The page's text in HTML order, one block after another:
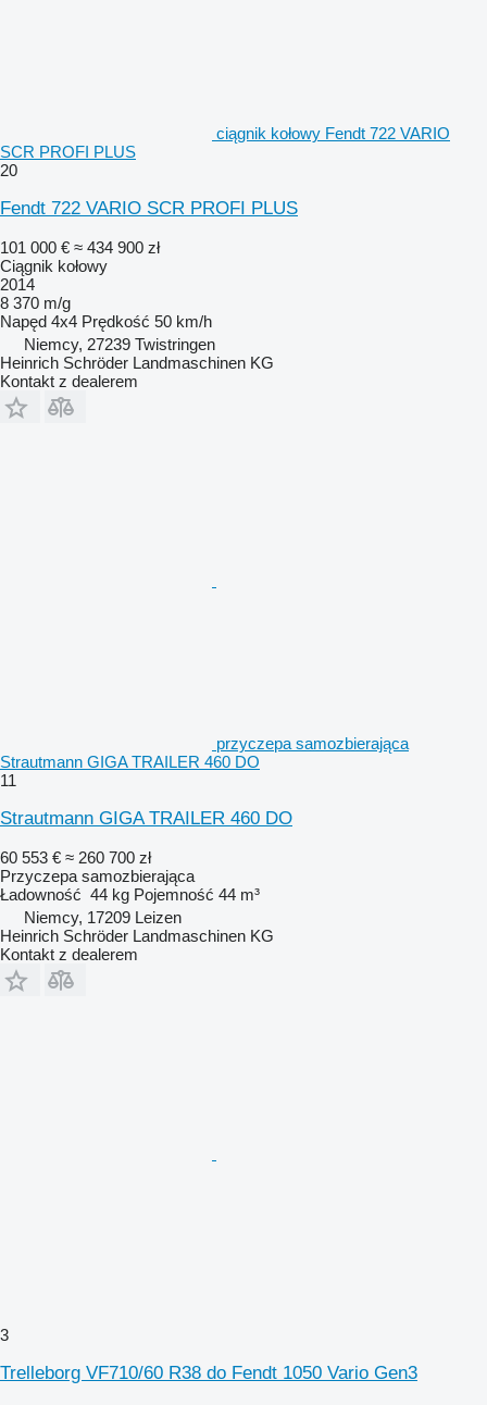
ciągnik kołowy Fendt 722 VARIO
SCR PROFI PLUS
20
Fendt 722 VARIO SCR PROFI PLUS
101 000 € ≈ 434 900 zł
Ciągnik kołowy
2014
8 370 m/g
Napęd 4x4 Prędkość 50 km/h
Niemcy, 27239 Twistringen
Heinrich Schröder Landmaschinen KG
Kontakt z dealerem
przyczepa samozbierająca
Strautmann GIGA TRAILER 460 DO
11
Strautmann GIGA TRAILER 460 DO
60 553 € ≈ 260 700 zł
Przyczepa samozbierająca
Ładowność 44 kg Pojemność 44 m³
Niemcy, 17209 Leizen
Heinrich Schröder Landmaschinen KG
Kontakt z dealerem
3
Trelleborg VF710/60 R38 do Fendt 1050 Vario Gen3